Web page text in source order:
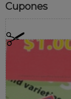
Cupones